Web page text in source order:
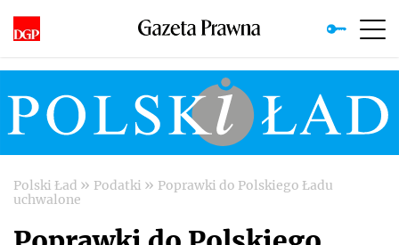
Polski Ład » Podatki » Poprawki do Polskiego Ładu
uchwalone